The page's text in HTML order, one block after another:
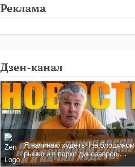
Реклама
Дзен-канал
Я начинаю худеть! На блошином
рынке и в парке динозавров.
Новости москвича!